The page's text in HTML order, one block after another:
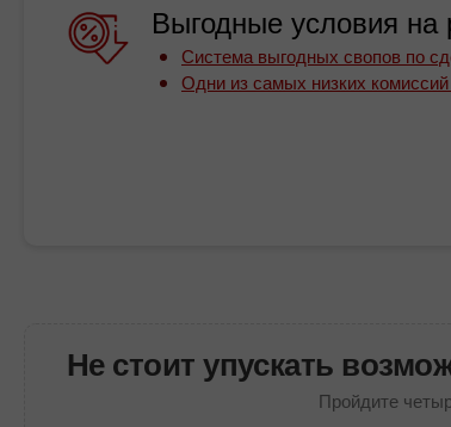
Выгодные условия на
Система выгодных свопов по
Одни из самых низких
Не стоит упускать
Пройдите